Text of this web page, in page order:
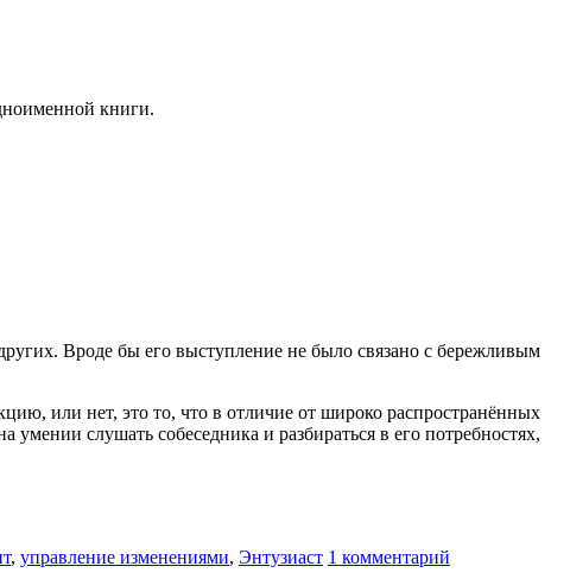
книги.
Вроде бы его выступление не было связано с бережливым
или нет, это то, что в отличие от широко распространённых
слушать собеседника и разбираться в его потребностях,
, управление изменениями, Энтузиаст 1 комментарий